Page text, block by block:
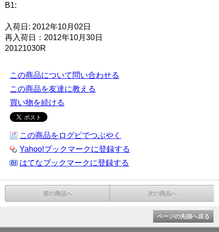
B1:
入荷日: 2012年10月02日
再入荷日：2012年10月30日
20121030R
この商品について問い合わせる
この商品を友達に教える
買い物を続ける
この商品をログピでつぶやく
Yahoo!ブックマークに登録する
はてなブックマークに登録する
前の商品へ 次の商品へ
ページの先頭へ戻る